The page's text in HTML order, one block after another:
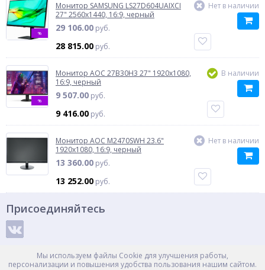
%
Монитор SAMSUNG LS27D604UAIXCI
27" 2560x1440, 16:9, черный
29 106.00 руб.
28 815.00 руб.
Нет в наличии
%
Монитор AOC 27B30H3 27" 1920x1080,
16:9, черный
9 507.00 руб.
9 416.00 руб.
В наличии
Монитор AOC M2470SWH 23.6"
1920x1080, 16:9, черный
13 360.00 руб.
13 252.00 руб.
Нет в наличии
Мы используем файлы Cookie для улучшения работы,
персонализации и повышения удобства пользования нашим сайтом.
Присоединяйтесь
Способы оплаты